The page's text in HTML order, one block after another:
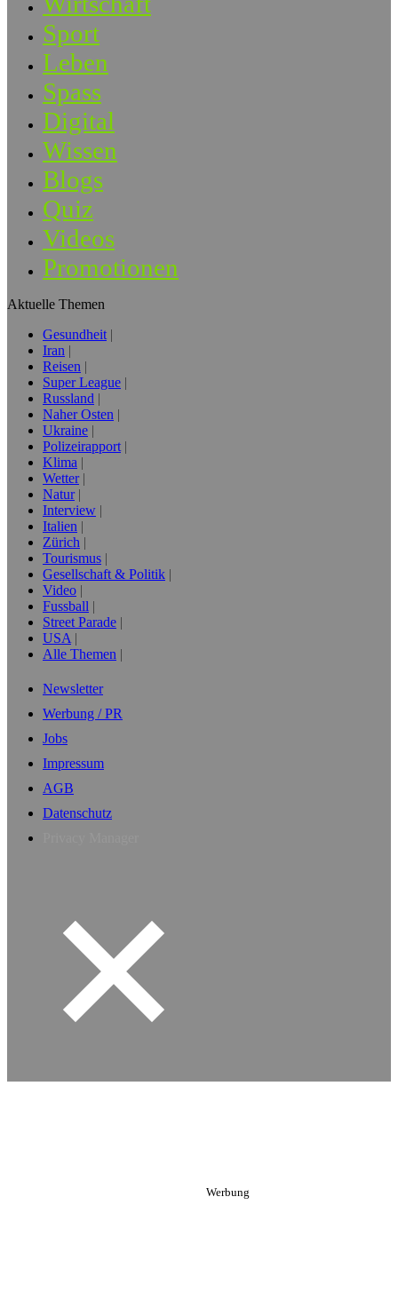
Sport
Leben
Spass
Digital
Wissen
Blogs
Quiz
Videos
Promotionen
Aktuelle Themen
Gesundheit
Iran
Reisen
Super League
Russland
Naher Osten
Ukraine
Polizeirapport
Klima
Wetter
Natur
Interview
Italien
Zürich
Tourismus
Gesellschaft & Politik
Video
Fussball
Street Parade
USA
Alle Themen
Newsletter
Werbung / PR
Jobs
Impressum
AGB
Datenschutz